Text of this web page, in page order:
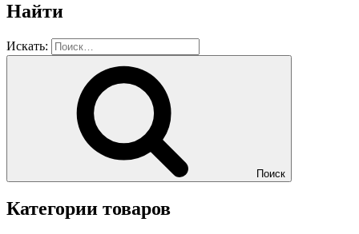
Найти
Искать:
Поиск
Категории товаров